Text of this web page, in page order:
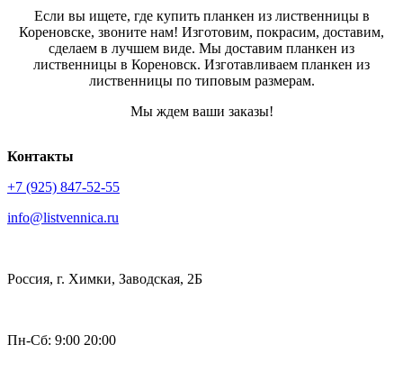
Если вы ищете, где купить планкен из лиственницы в
Кореновске, звоните нам! Изготовим, покрасим, доставим,
сделаем в лучшем виде. Мы доставим планкен из
лиственницы в Кореновск. Изготавливаем планкен из
лиственницы по типовым размерам.
Мы ждем ваши заказы!
Контакты
+7 (925) 847-52-55
info@listvennica.ru
Россия, г. Химки, Заводская, 2Б
Пн-Сб: 9:00 20:00